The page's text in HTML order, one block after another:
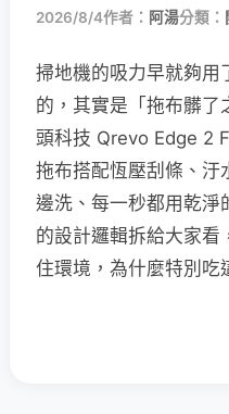
2026/8/4作者： 阿湯分類：
掃地機的吸力早就夠用
的，其實是「拖布髒了
頭科技 Qrevo Edge 2
拖布搭配恆壓刮條、汙
邊洗、每一秒都用乾淨
的設計邏輯拆給大家看
住環境，為什麼特別吃